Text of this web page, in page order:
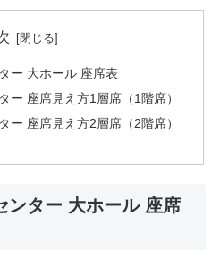
ー 大ホール 座席表
ー 座席見え方1層席（1階席）
ー 座席見え方2層席（2階席）
ンター 大ホール 座席